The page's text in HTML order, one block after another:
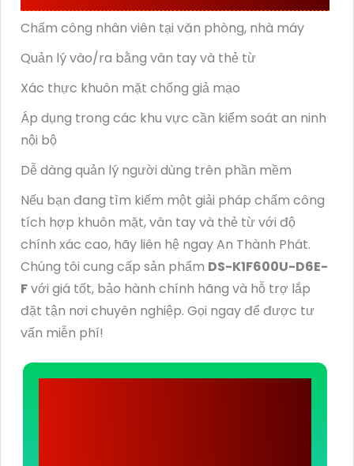
Chấm công nhân viên tại văn phòng, nhà máy
Quản lý vào/ra bằng vân tay và thẻ từ
Xác thực khuôn mặt chống giả mạo
Áp dụng trong các khu vực cần kiểm soát an ninh
nội bộ
Dễ dàng quản lý người dùng trên phần mềm
Nếu bạn đang tìm kiếm một giải pháp chấm công
tích hợp khuôn mặt, vân tay và thẻ từ với độ
chính xác cao, hãy liên hệ ngay An Thành Phát.
Chúng tôi cung cấp sản phẩm DS-K1F600U-D6E-
Fvới giá tốt, bảo hành chính hãng và hỗ trợ lắp
đặt tận nơi chuyên nghiệp. Gọi ngay để được tư
vấn miễn phí!